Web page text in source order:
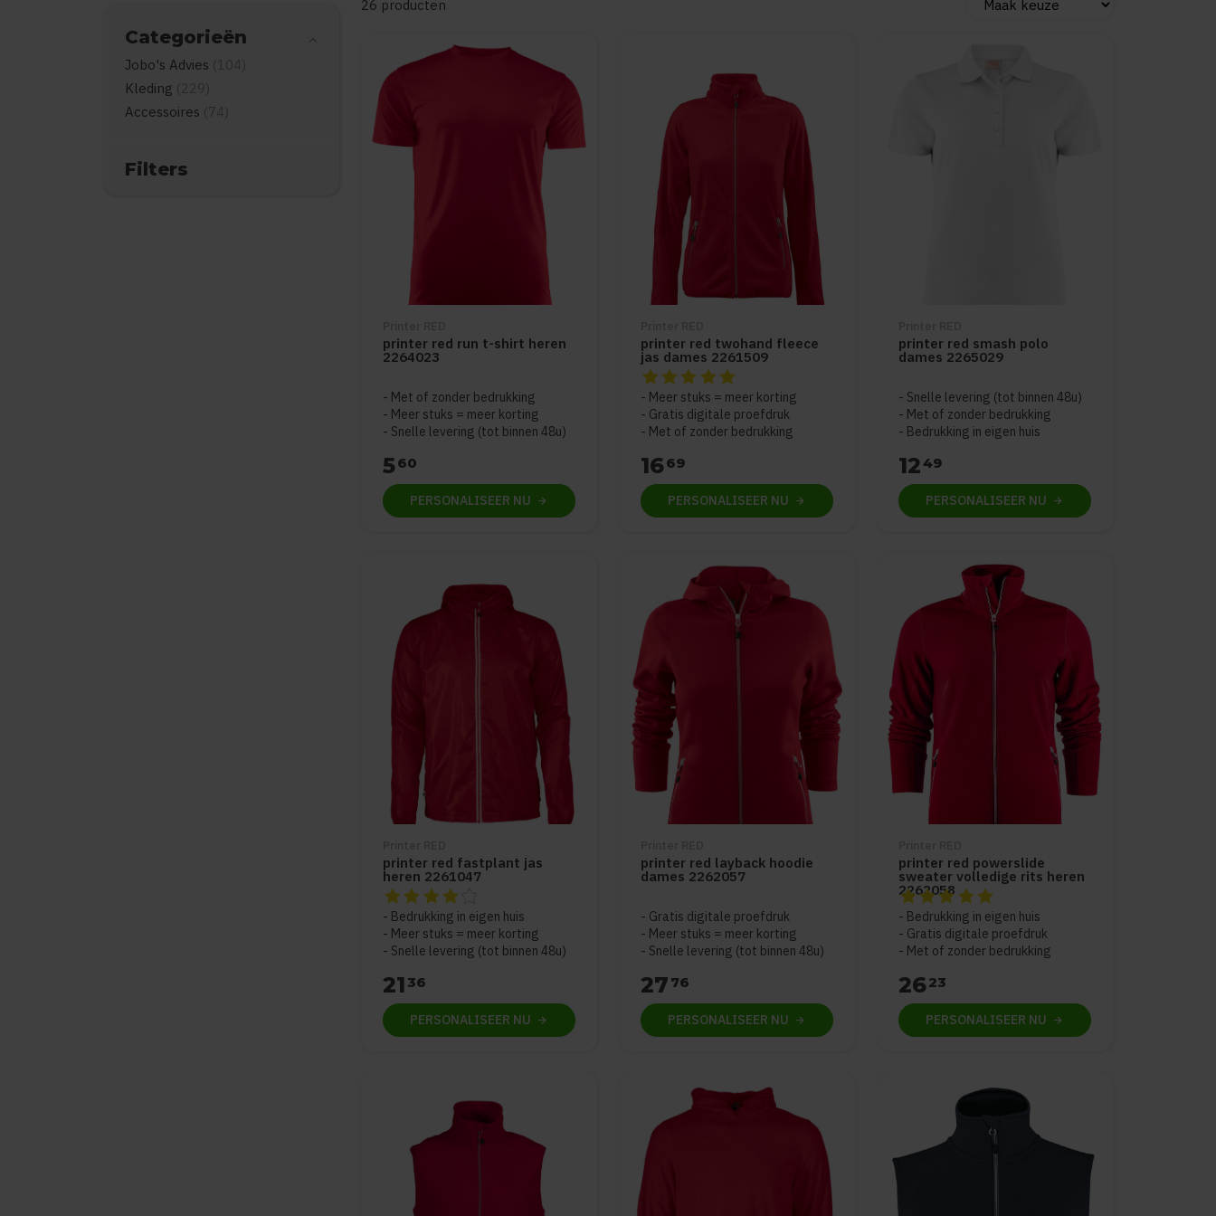
Categorieën
Jobo's Advies
Kleding
Accessoires
Filters
26 producten
printer red run t-shirt heren
2264023
Met of zonder bedrukking
Meer stuks = meer korting
Snelle levering (tot binnen 48u)
560
PERSONALISEER NU
printer red twohand fleece
jas dames 2261509
De beoordeling van dit product is
Meer stuks = meer korting
Gratis digitale proefdruk
Met of zonder bedrukking
1669
PERSONALISEER NU
printer red smash polo
dames 2265029
Snelle levering (tot binnen 48u)
Met of zonder bedrukking
Bedrukking in eigen huis
1249
PERSONALISEER NU
printer red fastplant jas
heren 2261047
De beoordeling van dit product is
Bedrukking in eigen huis
Meer stuks = meer korting
Snelle levering (tot binnen 48u)
21 36
PERSONALISEER NU
printer red layback hoodie
dames 2262057
Gratis digitale proefdruk
Meer stuks = meer korting
Snelle levering (tot binnen 48u)
27 76
PERSONALISEER NU
printer red powerslide
sweater volledige rits heren
2262058
De beoordeling van dit product is
Bedrukking in eigen huis
Gratis digitale proefdruk
Met of zonder bedrukking
2623
PERSONALISEER NU